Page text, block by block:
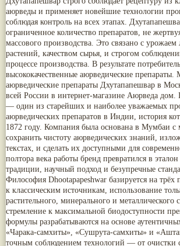
аюрведы и применяет новейшие технологии
соблюдая контроль на всех этапах.
ограниченное количество препаратов, не
массового производства. Это связано с урожаем
растений, качеством сырья, и строгом
процессе производства. В результате
высококачественные аюрведические
аюрведические препараты Дхутапапешвар в
всей России в интернет-магазине Аюрведа дом.
— один из старейших и наиболее уважаемых
аюрведических препаратов в Индии, история
1872 году. Компания была основана в Мумбаи с
сохранить чистоту аюрведических знаний,
текстах, и сделать их доступными для
полтора века работы бренд превратился в эталон
традиции, научный подход и безупречные
Философия Dhootapapeshwar базируется на
к классическим источникам, использование
растительного, минерального и металлического
стремление к максимальной биодоступности
формулы разрабатываются на основе
«Чарака-самхиты», «Сушрута-самхиты» и
точным соблюдением технологий — от очистки
Nirdosh(3)
Агастья расаяна(3)
Ашта чурна(3)
Аштаваргам(3)
Брами вати с золотом(3)
Брахма расаяна(3)
Брихатьяди(3)
Видарьяди(3)
Гуггул(3)
Дханвантарам 101(3)
Дханвантарам тайлам(3)
Кайлаш дживан(3)
Кальянака гритам(3)
Кримикутхар рас(3)
Кунжутное масло(3)
Кутаджа (3)
Кширабала(3)
Лив 52 (3)
more...
(19)
Касмарья
Кориандр
(19)
Барбарис индийский
Зира
Крапива индийская
Холарена - Кутаджа
Аджван/Ажгон
Акация катеху
Кальций
Укроп пахучий
(16)
Дашамула
Лодхра
(14)
Моринга(14)
Перец кубеба
(14)
Бхунимба/Андрографис метельчатый
Кассия трубчатая
Мезуя железная(13)